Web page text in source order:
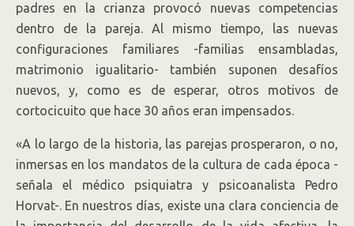
padres en la crianza provocó nuevas competencias
dentro de la pareja. Al mismo tiempo, las nuevas
configuraciones familiares -familias ensambladas,
matrimonio igualitario- también suponen desafíos
nuevos, y, como es de esperar, otros motivos de
cortocicuito que hace 30 años eran impensados.
«A lo largo de la historia, las parejas prosperaron, o no,
inmersas en los mandatos de la cultura de cada época -
señala el médico psiquiatra y psicoanalista Pedro
Horvat-. En nuestros días, existe una clara conciencia de